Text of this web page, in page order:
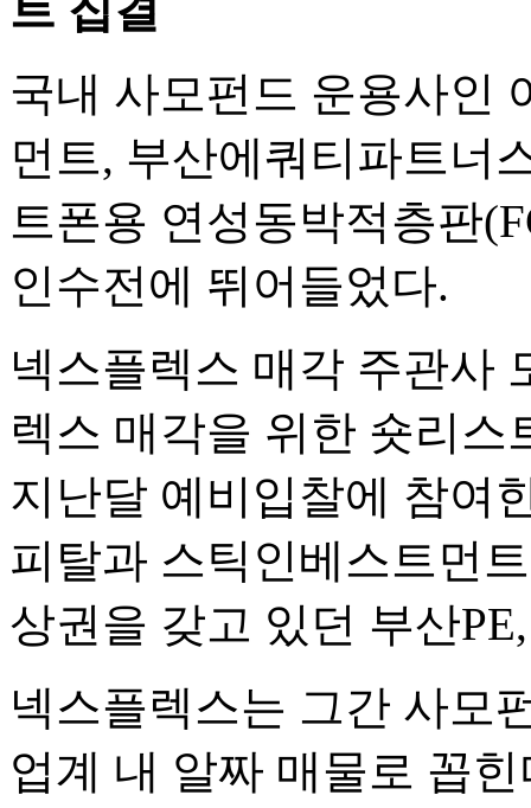
국내 사모펀드 운용사인
먼트, 부산에쿼티파트너
트폰용 연성동박적층판
인수전에 뛰어들었다.
넥스플렉스 매각 주관사
렉스 매각을 위한 숏리
지난달 예비입찰에 참여
피탈과 스틱인베스트먼
상권을 갖고 있던 부산
넥스플렉스는 그간 사모
업계 내 알짜 매물로 꼽